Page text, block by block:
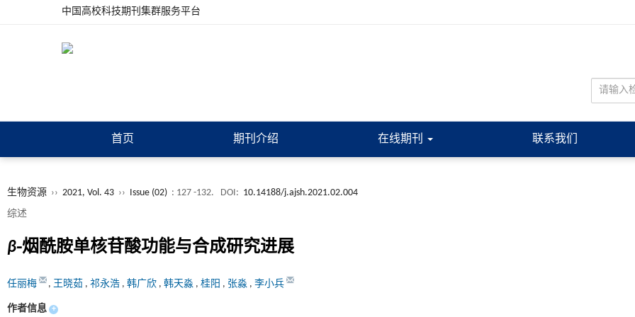
中国高校科技期刊集群服务平台
首页 期刊介绍 在线期刊 联系我们
生物资源 ›› 2021, Vol. 43 ›› Issue (02) : 127 -132. DOI: 10.14188/j.ajsh.2021.02.004
综述
β⁃烟酰胺单核苷酸功能与合成研究进展
任丽梅 , 王晓茹 , 祁永浩 , 韩广欣 , 韩天淼 , 桂阳 , 张淼 , 李小兵
作者信息 +